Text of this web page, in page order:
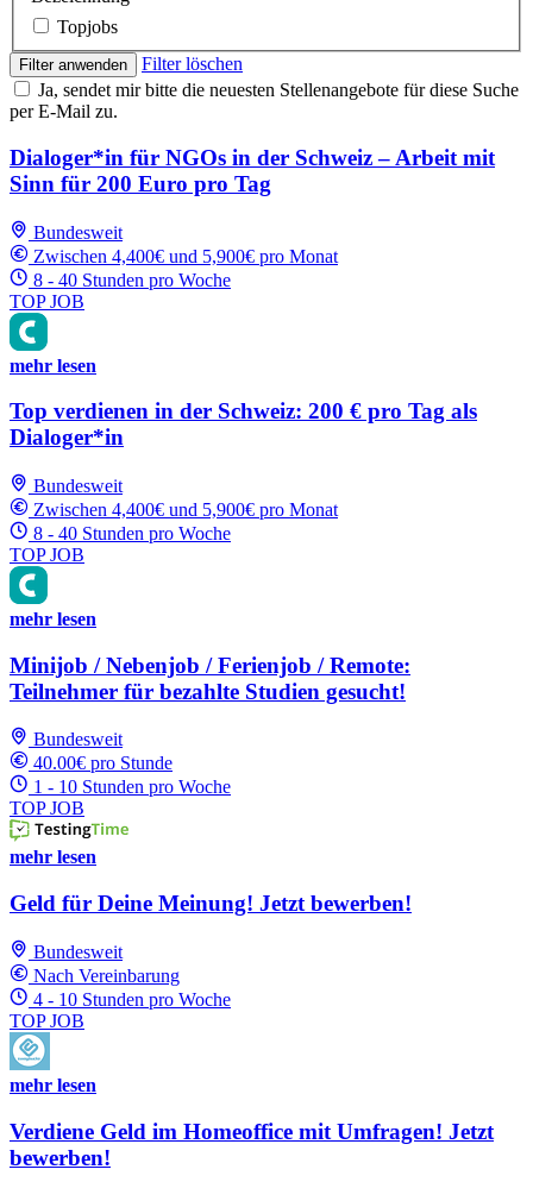
Topjobs
Filter anwenden
Filter löschen
Ja, sendet mir bitte die neuesten Stellenangebote für diese Suche
per E-Mail zu.
Dialoger*in für NGOs in der Schweiz – Arbeit mit
Sinn für 200 Euro pro Tag
Bundesweit
Zwischen 4,400€ und 5,900€ pro Monat
8 - 40 Stunden pro Woche
TOP JOB
mehr lesen
Top verdienen in der Schweiz: 200 € pro Tag als
Dialoger*in
Bundesweit
Zwischen 4,400€ und 5,900€ pro Monat
8 - 40 Stunden pro Woche
TOP JOB
mehr lesen
Minijob / Nebenjob / Ferienjob / Remote:
Teilnehmer für bezahlte Studien gesucht!
Bundesweit
40.00€ pro Stunde
1 - 10 Stunden pro Woche
TOP JOB
mehr lesen
Geld für Deine Meinung! Jetzt bewerben!
Bundesweit
Nach Vereinbarung
4 - 10 Stunden pro Woche
TOP JOB
mehr lesen
Verdiene Geld im Homeoffice mit Umfragen! Jetzt
bewerben!